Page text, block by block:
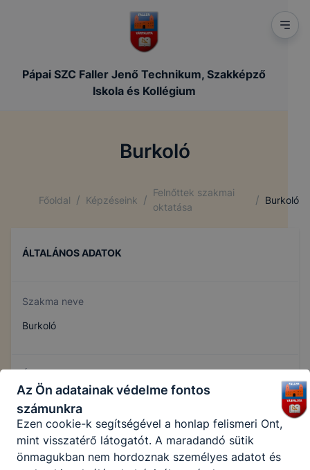
Pápai SZC Faller Jenő Technikum, Szakképző
Iskola és Kollégium
Burkoló
Főoldal / Képzéseink /
Felnőttek szakmai
oktatása
/ Burkoló
ÁLTALÁNOS ADATOK
Szakma neve
Burkoló
Építőipar
Szakmajegyzék száma
Az Ön adatainak védelme fontos
számunkra
Feltétlenül szükséges, munkamenet (session) cookie-
Ezek a cookie-k ahhoz szükségesek, hogy a
felhasználók böngészhessék honlapunkat,
megjegyzését egy látogatás során.
aktuális látogatására vonatkozik, a munkamenet
végeztével, illetve a böngésző bezárásával ezek a
Használatot elősegítő “maradandó sütik” persistent
A “maradandó sütik” (persistent cookie) a honlap
elhagyását követően is tárolódnak a számítógépen,
notebookon vagy mobileszközön.
Ezen cookie-k segítségével a honlap felismeri Önt,
mint visszatérő látogatót. A maradandó sütik
önmagukban nem hordoznak személyes adatot és